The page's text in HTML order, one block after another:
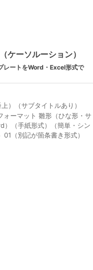
ケーソルーション）
レートをWord・Excel形式で
）（サブタイトルあり）
ーマット 雛形（ひな形・サ
）（手紙形式）（簡単・シン
（別記が箇条書き形式）